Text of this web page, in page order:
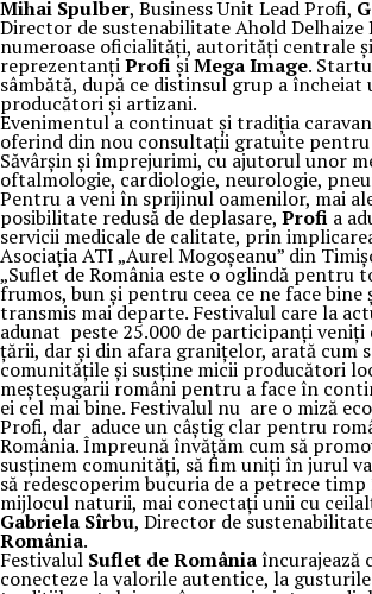
Mihai Spulber, Business Unit Lead Profi,
Director de sustenabilitate Ahold Delhaize
numeroase oficialități, autorități centrale
reprezentanțiProfișiMega Image.
sâmbătă, după ce distinsul grup a
producători și artizani.
Evenimentul a continuat și tradiția
oferind din nou consultații gratuite
Săvârșin și împrejurimi, cu ajutorul unor
oftalmologie, cardiologie, neurologie,
Pentru a veni în sprijinul oamenilor, mai
posibilitate redusă de deplasare, Profi a
servicii medicale de calitate, prin
Asociația ATI „Aurel Mogoșeanu” din
„Suflet de România este o oglindă pentru
frumos, bun și pentru ceea ce ne face
transmis mai departe. Festivalul care la
adunat peste 25.000 de participanți
țării, dar și din afara granițelor, arată cum
comunitățile și susține micii producători
meșteșugarii români pentru a face în
ei cel mai bine. Festivalul nu are o miză
Profi, dar aduce un câștig clar pentru
România. Împreună învățăm cum să
susținem comunități, să fim uniți în jurul
să redescoperim bucuria de a petrece
mijlocul naturii, mai conectați unii cu
Gabriela Sîrbu, Director de
România.
Festivalul Suflet de Româniaîncurajează
conecteze la valorile autentice, la